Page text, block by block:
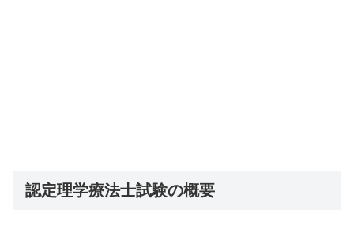
認定理学療法士試験の概要